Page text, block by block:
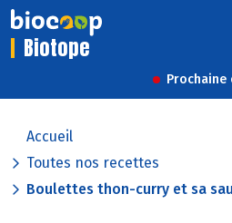
Biotope
Prochaine
Accueil
Toutes nos recettes
Boulettes thon-curry et sa